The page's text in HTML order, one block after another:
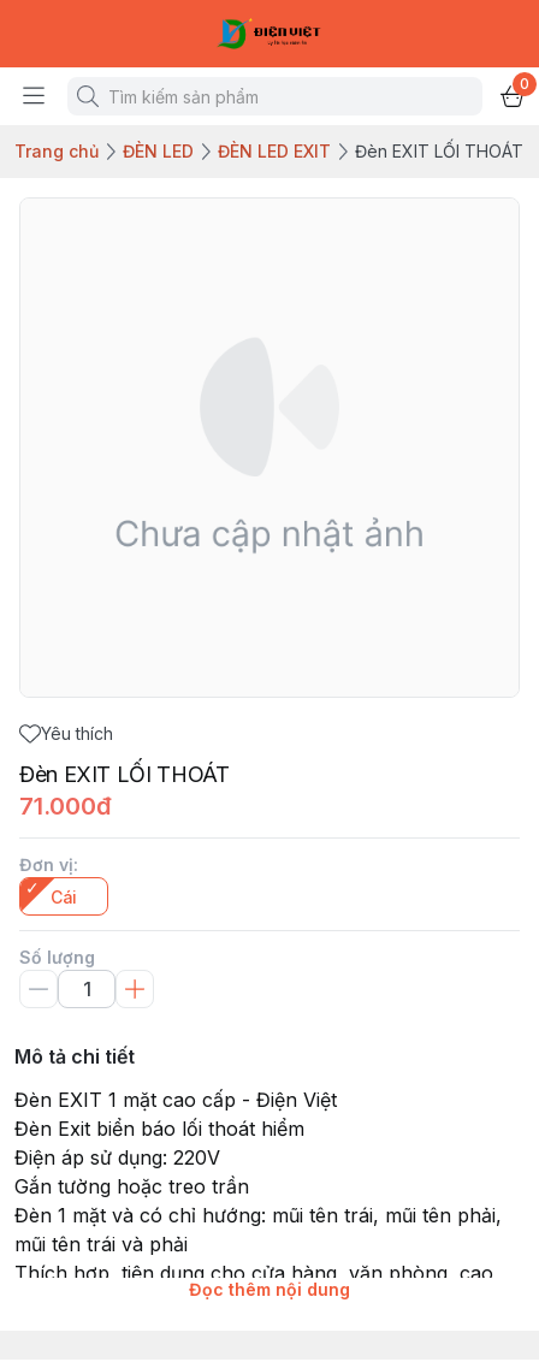
0
Trang chủ ĐÈN LED ĐÈN LED EXIT Đèn EXIT LỐI THOÁT
Yêu thích
Đèn EXIT LỐI THOÁT
71.000đ
Đơn vị:
Cái
Số lượng
Mô tả chi tiết
Đèn EXIT 1 mặt cao cấp - Điện Việt
Đèn Exit biển báo lối thoát hiểm
Điện áp sử dụng: 220V
Gắn tường hoặc treo trần
Đèn 1 mặt và có chỉ hướng: mũi tên trái, mũi tên phải,
mũi tên trái và phải
Thích hợp, tiện dụng cho cửa hàng, văn phòng, cao
ốc, khách sạn, siêu thị, đường hầm
Đọc thêm nội dung